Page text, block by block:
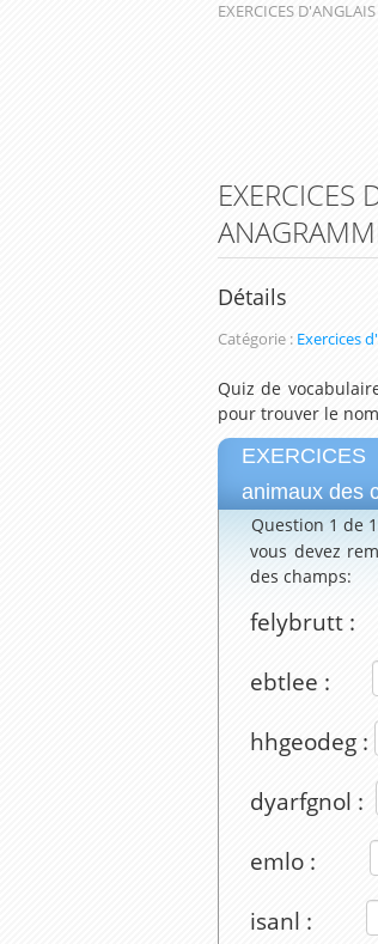
EXERCICES
EXERCICES
Détails
Catégorie : Exercices
Quiz de
pour trouver le
animaux des
Question 1 de 1
vous devez
des champs:
felybrutt :
ebtlee :
hhgeodeg :
dyarfgnol :
emlo :
isanl :